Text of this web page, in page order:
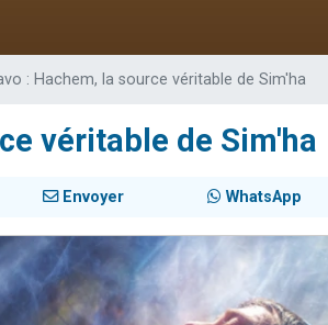
: Hachem, la source véritable de Sim'ha
véritable de Sim'ha
Envoyer WhatsApp